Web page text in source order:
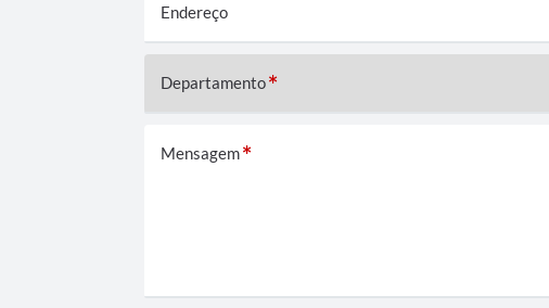
Endereço
Departamento
Mensagem